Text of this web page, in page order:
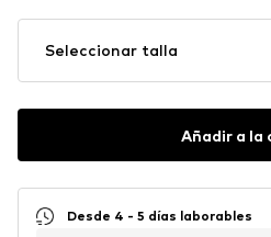
Seleccionar talla
Añadir a la
Desde 4 - 5 días laborables